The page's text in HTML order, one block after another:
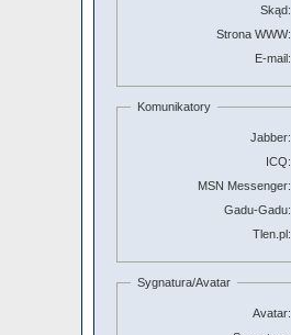
Skąd:
Strona WWW:
E-mail:
Komunikatory
Jabber:
ICQ:
MSN Messenger:
Gadu-Gadu:
Tlen.pl:
Sygnatura/Avatar
Avatar: